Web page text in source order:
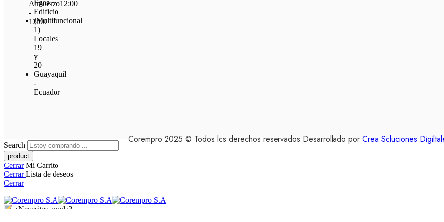
Egas.
Edificio
(Multifuncional
1)
Locales
19
y
20
Guayaquil
-
Ecuador
Almuerzo12:00
-
13:00
Corempro 2025 © Todos los derechos reservados Desarrollado por Crea Soluciones
Search
Cerrar Mi Carrito
CerrarLista de deseos
Cerrar
¿Necesitas ayuda?